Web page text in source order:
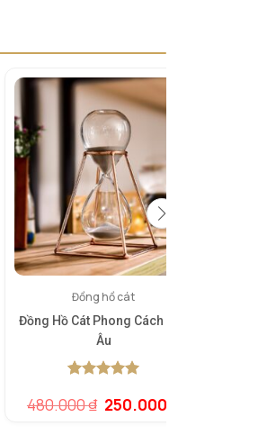
Đồng hồ cát
Đồng Hồ Cát Phong Cách Bắc
Âu
dựa trên
480.000₫ Giá
250.000